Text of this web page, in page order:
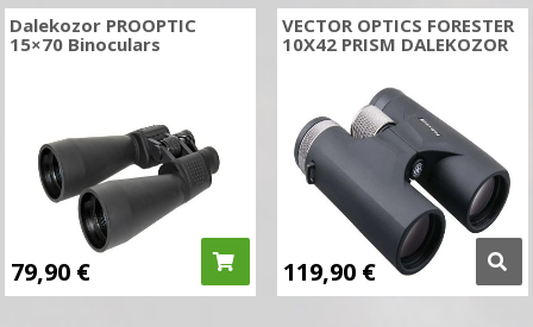
Dalekozor PROOPTIC
15×70 Binoculars
79,90 €
VECTOR OPTICS FORESTER
10X42 PRISM DALEKOZOR
119,90 €